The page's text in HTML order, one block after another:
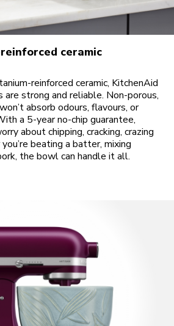
ceramic
reinforced ceramic, KitchenAid
are strong and reliable. Non-porous,
absorb odours, flavours, or
a 5-year no-chip guarantee,
about chipping, cracking, crazing
beating a batter, mixing
the bowl can handle it all.